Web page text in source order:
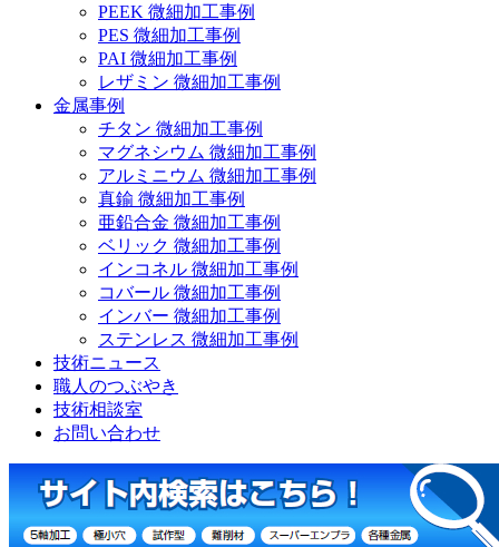
PEEK 微細加工事例
PES 微細加工事例
PAI 微細加工事例
レザミン 微細加工事例
金属事例
チタン 微細加工事例
マグネシウム 微細加工事例
アルミニウム 微細加工事例
真鍮 微細加工事例
亜鉛合金 微細加工事例
ベリック 微細加工事例
インコネル 微細加工事例
コバール 微細加工事例
インバー 微細加工事例
ステンレス 微細加工事例
技術ニュース
職人のつぶやき
技術相談室
お問い合わせ